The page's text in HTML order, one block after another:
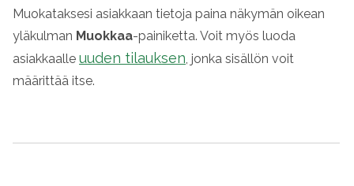
Muokataksesi asiakkaan tietoja paina näkymän oikean
yläkulman Muokkaa-painiketta. Voit myös luoda
asiakkaalle uuden tilauksen, jonka sisällön voit
määrittää itse.